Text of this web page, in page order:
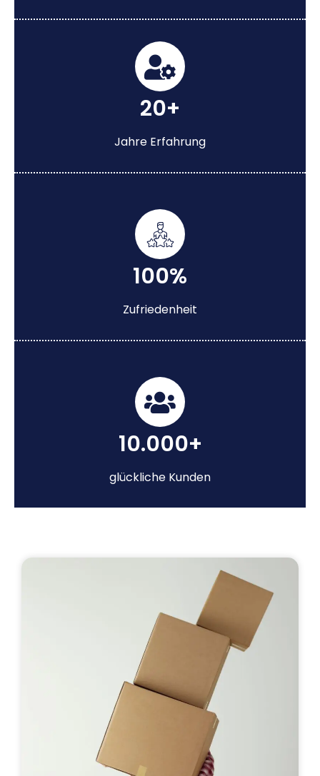
20+
Jahre Erfahrung
100%
Zufriedenheit
10.000+
glückliche Kunden